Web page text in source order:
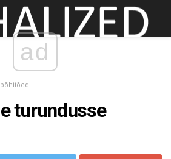
ad
turundusse